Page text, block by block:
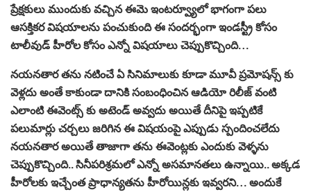
ప్రేక్షకులు ముందుకు వచ్చిన ఈమె ఇంటర్వ్యూలో భాగంగా పలు
ఆసక్తికర విషయాలను పంచుకుంది ఈ సందర్భంగా ఇండస్ట్రీ కోసం
టాలీవుడ్ హీరోల కోసం ఎన్నో విషయాలు చెప్పుకొచ్చింది…
నయనతార తను నటించే ఏ సినిమాలుకు కూడా మూవీ ప్రమోషన్స్ కు
వెళ్లదు అంతే కాకుండా దానికి సంబంధించిన ఆడియో రిలీజ్ వంటి
ఎలాంటి ఈవెంట్స్ కు అటెండ్ అవ్వదు అయితే దీనిపై ఇప్పటికే
పలుమార్లు చర్చలు జరిగిన ఈ విషయంపై ఎప్పుడు స్పందించలేదు
నయనతార అయితే తాజాగా తను ఈవెంట్లకు ఎందుకు వెళ్ళను
చెప్పుకొచ్చింది.. సినీపరిశ్రమలో ఎన్నో అసమానతలు ఉన్నాయి.. అక్కడ
హీరోలకు ఇచ్చేంత ప్రాధాన్యతను హీరోయిన్లకు ఇవ్వరని… అందుకే